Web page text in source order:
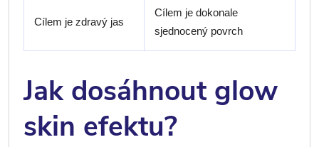
Cílem je zdravý jas
Cílem je dokonale
sjednocený povrch
Jak dosáhnout glow
skin efektu?